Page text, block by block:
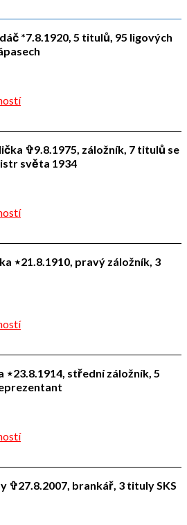
*7.8.1920, 5 titulů, 95 ligových
✞9.8.1975, záložník, 7 titulů se
světa 1934
⋆21.8.1910, pravý záložník, 3
⋆23.8.1914, střední záložník, 5
✞27.8.2007, brankář, 3 tituly SKS